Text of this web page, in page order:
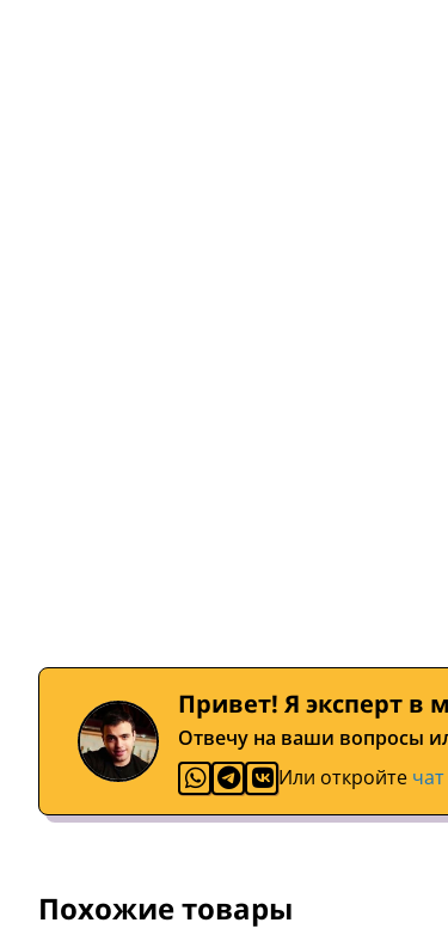
Привет! Я эксперт в
Отвечу на ваши вопросы
Или откройте чат
Похожие товары